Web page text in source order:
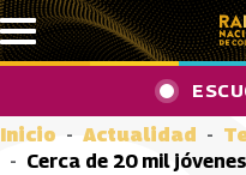
Pasar al contenido principal
Inicio Actualidad
Cerca de 20 mil